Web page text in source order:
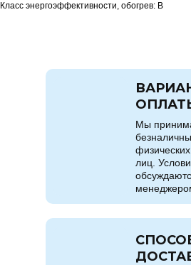
Класс энергоэффективности, обогрев: B
Мы
лиц.